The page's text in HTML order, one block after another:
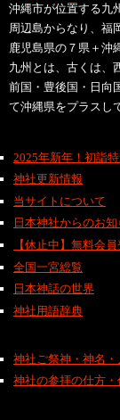
沖縄市が位置する九
周辺島からなり、福
鹿児島県の７県＋沖
九州とは、古くは、
前国・豊後国・日向
て沖縄県をプラスし
2025年新年！初詣
神社更新情報
当サイトについて
日本神社からのお
【休止中】無料会
全国一宮総覧
日本神話の世界
神社用語辞典
神社ご祭神・神名・
神社の参拝の仕方・